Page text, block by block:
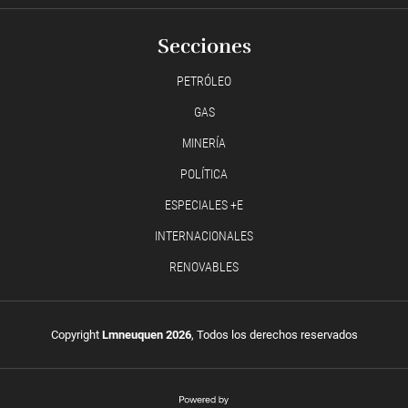
Secciones
PETRÓLEO
GAS
MINERÍA
POLÍTICA
ESPECIALES +E
INTERNACIONALES
RENOVABLES
Copyright Lmneuquen 2026, Todos los derechos reservados